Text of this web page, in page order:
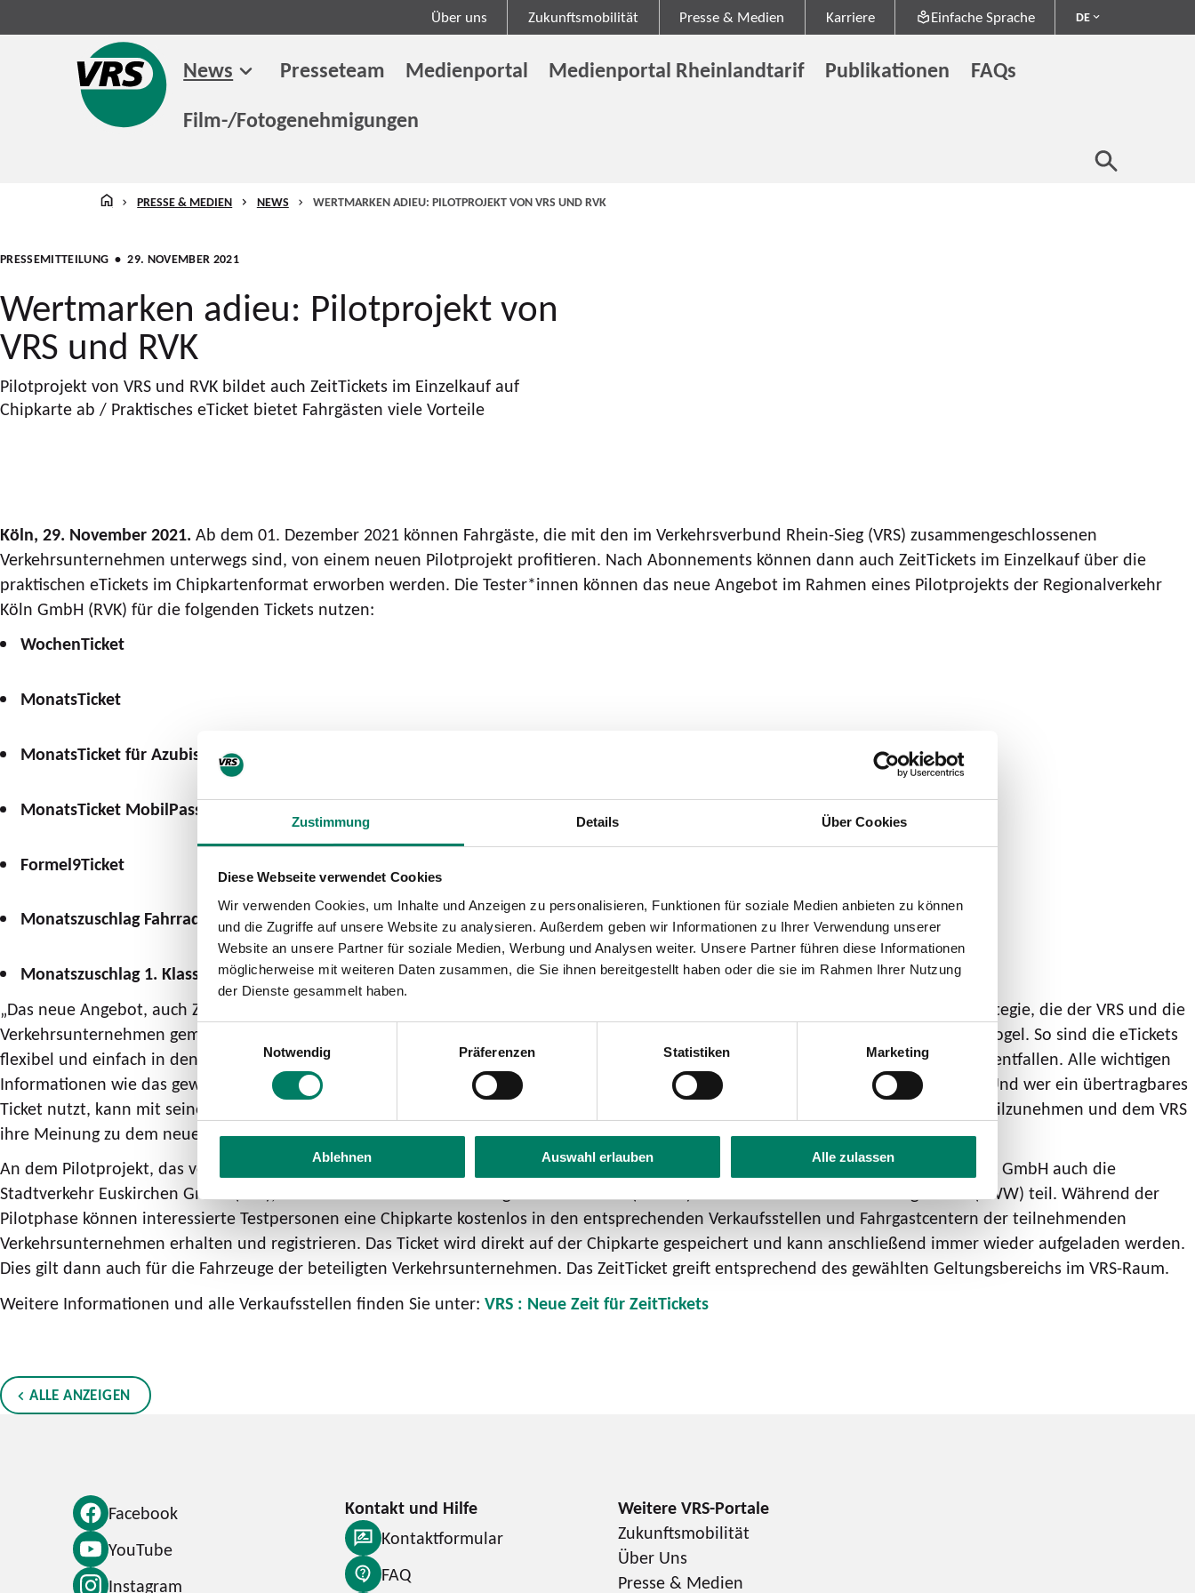
Zustimmung Details Über Cookies
Diese Webseite verwendet Cookies
Wir verwenden Cookies, um Inhalte und Anzeigen zu personalisieren, Funktionen für soziale Medien anbieten zu können
und die Zugriffe auf unsere Website zu analysieren. Außerdem geben wir Informationen zu Ihrer Verwendung unserer
Website an unsere Partner für soziale Medien, Werbung und Analysen weiter. Unsere Partner führen diese Informationen
möglicherweise mit weiteren Daten zusammen, die Sie ihnen bereitgestellt haben oder die sie im Rahmen Ihrer Nutzung
der Dienste gesammelt haben.
Einwilligungsauswahl
Notwendig
Präferenzen Statistiken Marketing
Ablehnen Auswahl erlauben Alle zulassen
Über uns Zukunftsmobilität Presse & Medien Karriere Einfache Sprache DE
News Presseteam Medienportal Medienportal Rheinlandtarif Publikationen
FAQs
Film-/Fotogenehmigungen
STARTSEITE
PRESSE & MEDIEN NEWS WERTMARKEN ADIEU: PILOTPROJEKT VON VRS UND RVK
PRESSEMITTEILUNG • 29. NOVEMBER 2021
Wertmarken adieu: Pilotprojekt von
VRS und RVK
Pilotprojekt von VRS und RVK bildet auch ZeitTickets im Einzelkauf auf
Chipkarte ab / Praktisches eTicket bietet Fahrgästen viele Vorteile
Köln, 29. November 2021. Ab dem 01. Dezember 2021 können Fahrgäste, die mit den im Verkehrsverbund Rhein-Sieg (VRS) zusammengeschlossenen
Verkehrsunternehmen unterwegs sind, von einem neuen Pilotprojekt profitieren. Nach Abonnements können dann auch ZeitTickets im Einzelkauf über die
praktischen eTickets im Chipkartenformat erworben werden. Die Tester*innen können das neue Angebot im Rahmen eines Pilotprojekts der Regionalverkehr
Köln GmbH (RVK) für die folgenden Tickets nutzen:
WochenTicket
MonatsTicket
MonatsTicket für Azubis
MonatsTicket MobilPass
Formel9Ticket
Monatszuschlag Fahrrad
Monatszuschlag 1. Klasse
„Das neue Angebot, auch ZeitTickets im Einzelkauf über eine Chipkarte zu verwalten, ist ein logischer Schritt in der Digitalisierungsstrategie, die der VRS und die
Verkehrsunternehmen gemeinsam verfolgen. Zudem bietet es aus unserer Sicht große Vorteile“, betont VRS-Geschäftsführer Michael Vogel. So sind die eTickets
flexibel und einfach in den Bussen der teilnehmenden Verkehrsunternehmen aufladbar – Papiertickets und der Kauf von Wertmarken entfallen. Alle wichtigen
Informationen wie das gewählte Ticket, die eventuell nötige Berechtigung und der Geltungsbereich sind auf der Chipkarte hinterlegt. Und wer ein übertragbares
Ticket nutzt, kann mit seinen Mitnutzer*innen eine stabile Chipkarte teilen. Die Testkund*innen werden gebeten, an einer Umfrage teilzunehmen und dem VRS
ihre Meinung zu dem neuen eTicket-Angebot mitzuteilen.
An dem Pilotprojekt, das vom Bundesministerium für Verkehr und digitale Infrastruktur (BMVI) gefördert wird, nehmen neben der RVK GmbH auch die
Stadtverkehr Euskirchen GmbH (SVE), die Stadtwerke Brühl Verkehrsgesellschaft mbH (StWBV) und die Stadtwerke Wesseling GmbH (SWW) teil. Während der
Pilotphase können interessierte Testpersonen eine Chipkarte kostenlos in den entsprechenden Verkaufsstellen und Fahrgastcentern der teilnehmenden
Verkehrsunternehmen erhalten und registrieren. Das Ticket wird direkt auf der Chipkarte gespeichert und kann anschließend immer wieder aufgeladen werden.
Dies gilt dann auch für die Fahrzeuge der beteiligten Verkehrsunternehmen. Das ZeitTicket greift entsprechend des gewählten Geltungsbereichs im VRS-Raum.
Weitere Informationen und alle Verkaufsstellen finden Sie unter: VRS : Neue Zeit für ZeitTickets
ALLE ANZEIGEN
Facebook
YouTube
Instagram
Kontaktformular
FAQ
Zukunftsmobilität
Über Uns
Presse & Medien